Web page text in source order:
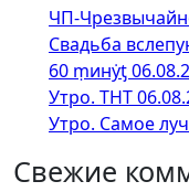
ЧП-
Свадьба
60 ṃинẏƫ
Утро. ТНТ
Утро. Самое
Свежие